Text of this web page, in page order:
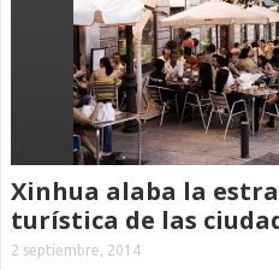
Xinhua alaba la
turística de las
2 septiembre, 2014